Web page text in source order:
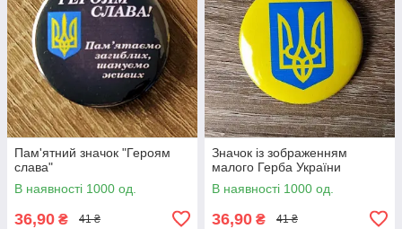
Пам'ятний значок "Героям
слава"
В наявності 1000 од.
36,90 ₴ 41 ₴
Значок із зображенням
малого Герба України
В наявності 1000 од.
36,90 ₴ 41 ₴